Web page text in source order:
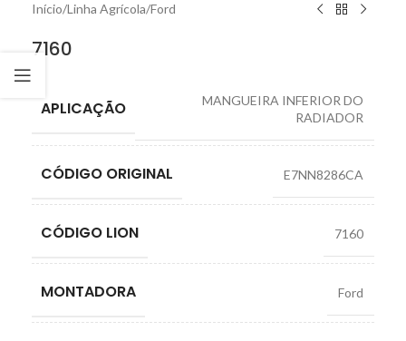
Início/Linha Agrícola/Ford
7160
APLICAÇÃO
MANGUEIRA INFERIOR DO
RADIADOR
CÓDIGO ORIGINAL E7NN8286CA
CÓDIGO LION 7160
MONTADORA Ford